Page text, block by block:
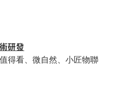
研發
得看、微自然、小匠物聯